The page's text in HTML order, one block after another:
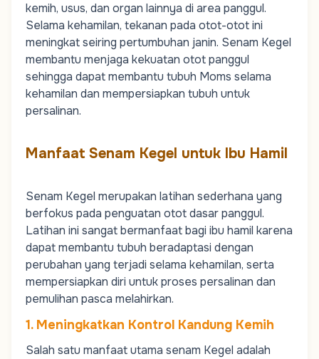
kemih, usus, dan organ lainnya di area panggul.
Selama kehamilan, tekanan pada otot-otot ini
meningkat seiring pertumbuhan janin. Senam Kegel
membantu menjaga kekuatan otot panggul
sehingga dapat membantu tubuh Moms selama
kehamilan dan mempersiapkan tubuh untuk
persalinan.
Manfaat Senam Kegel untuk Ibu Hamil
Senam Kegel merupakan latihan sederhana yang
berfokus pada penguatan otot dasar panggul.
Latihan ini sangat bermanfaat bagi ibu hamil karena
dapat membantu tubuh beradaptasi dengan
perubahan yang terjadi selama kehamilan, serta
mempersiapkan diri untuk proses persalinan dan
pemulihan pasca melahirkan.
1. Meningkatkan Kontrol Kandung Kemih
Salah satu manfaat utama senam Kegel adalah